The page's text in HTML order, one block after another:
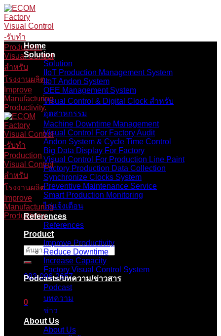
Skip
to
content
ค้นหา:
083-096-2657
0
ตะกร้าสินค้า
Home
Solution
Solution
IIoT Production Management System
IIoT Andon System
OEE Management System
Visual Control & Digital Clock สำหรับ
อุตสาหกรรม
Machine Downtime Management
Visual Control For Factory Audit
Andon System & Cycle Time Control
Big Data Display For Factory
Visual Control For Production Line Paint
Factory Production Data Collection
Synchronize Clocks System
Preventive Maintenance Service
Smart Production Monitoring
ไก่แจ้งเตือน
References
References
Product
Improve Productivity
Reduce Downtime
Increase Capacity
Factory Visual Control System
Podcasts/บทความ/ข่าวสาร
Podcast
บทความ
ข่าว
About Us
About Us